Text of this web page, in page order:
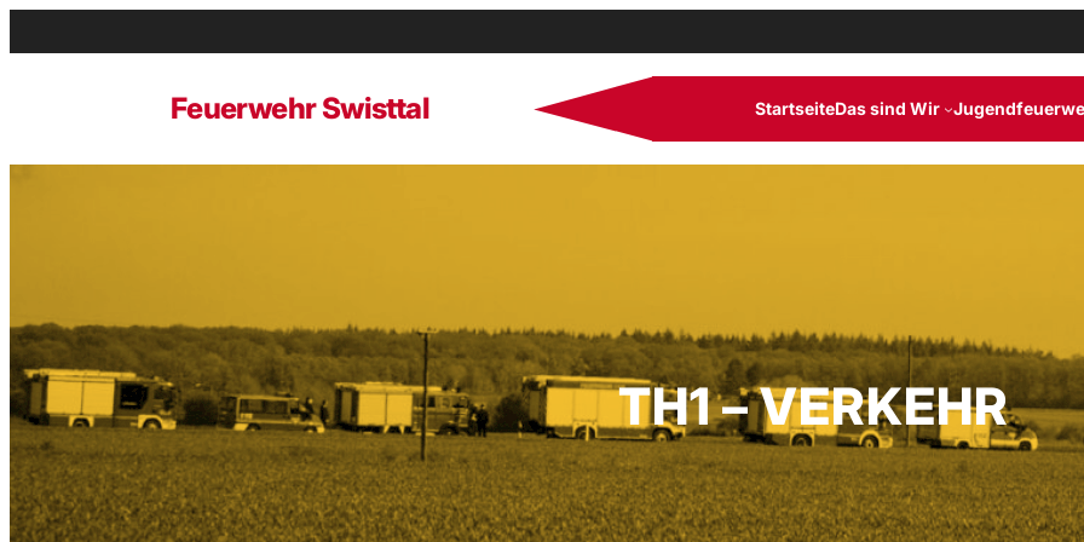
Inhalt
Feuerwehr Swisttal StartseiteDas sind Wir
TH1 – VERKEHR